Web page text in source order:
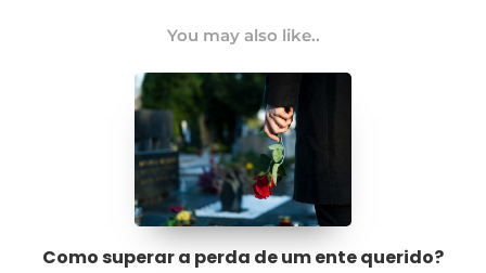
You may also like..
Como superar a perda de um ente querido?